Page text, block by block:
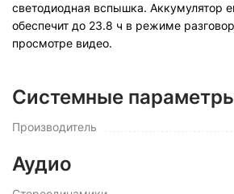
светодиодная вспышка. Аккумулятор
обеспечит до 23.8 ч в режиме
просмотре видео.
Системные
Производитель
Аудио